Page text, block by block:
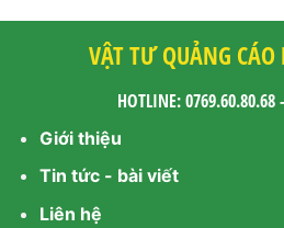
VẬT TƯ QUẢNG
HOTLINE: 0769.60.80.68
Giới thiệu
Tin tức - bài viết
Liên hệ